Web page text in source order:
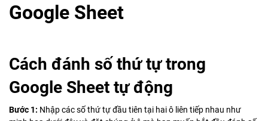
Google Sheet
Cách đánh số thứ tự trong
Google Sheet tự động
Bước 1: Nhập các số thứ tự đầu tiên tại hai ô liên tiếp nhau như